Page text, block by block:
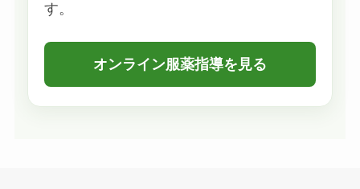
す。
オンライン服薬指導を見る